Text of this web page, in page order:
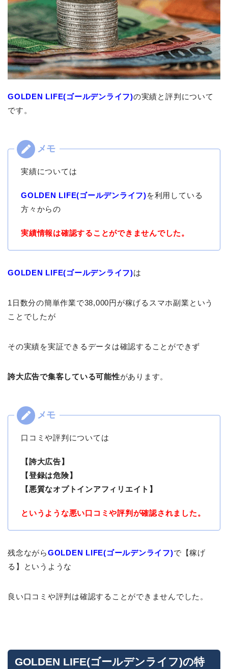
GOLDEN LIFE(ゴールデンライフ)の実績と評判について
です。
実績については
GOLDEN LIFE(ゴールデンライフ)を利用している
方々からの
実績情報は確認することができませんでした。
GOLDEN LIFE(ゴールデンライフ)は
1日数分の簡単作業で38,000円が稼げるスマホ副業という
ことでしたが
その実績を実証できるデータは確認することができず
誇大広告で集客している可能性があります。
口コミや評判については
【誇大広告】
【登録は危険】
【悪質なオプトインアフィリエイト】
というような悪い口コミや評判が確認されました。
残念ながらGOLDEN LIFE(ゴールデンライフ)で【稼げ
る】というような
良い口コミや評判は確認することができませんでした。
GOLDEN LIFE(ゴールデンライフ)の特